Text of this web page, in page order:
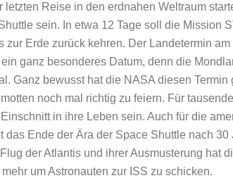
letzten Reise in den erdnahen Weltraum
sein. In etwa 12 Tage soll die Mission
zur Erde zurück kehren. Der Landetermin
ganz besonderes Datum, denn die
Ganz bewusst hat die NASA diesen Termin
noch mal richtig zu feiern. Für
in ihre Leben sein. Auch für die
das Ende der Ära der Space Shuttle nach 30
der Atlantis und ihrer Ausmusterung hat
um Astronauten zur ISS zu schicken.